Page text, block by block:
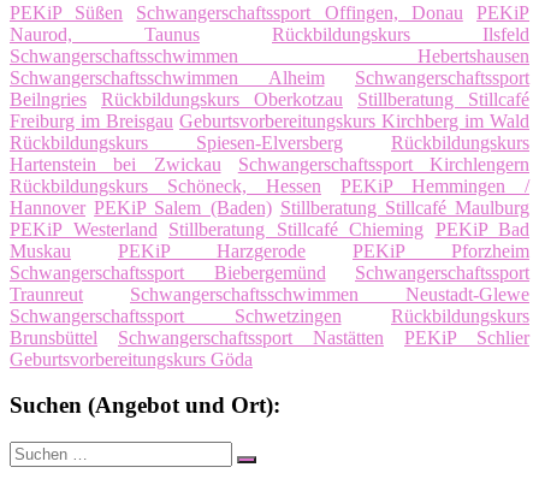
PEKiP Süßen Schwangerschaftssport Offingen, Donau
PEKiP
Naurod, Taunus
Rückbildungskurs Ilsfeld
Schwangerschaftsschwimmen Hebertshausen
Schwangerschaftsschwimmen Alheim
Schwangerschaftssport
Beilngries
Rückbildungskurs Oberkotzau
Stillberatung Stillcafé
Freiburg im Breisgau Geburtsvorbereitungskurs Kirchberg im Wald
Rückbildungskurs Spiesen-Elversberg
Rückbildungskurs
Hartenstein bei Zwickau
Schwangerschaftssport Kirchlengern
Rückbildungskurs Schöneck, Hessen
PEKiP Hemmingen /
Hannover PEKiP Salem (Baden) Stillberatung Stillcafé Maulburg
PEKiP Westerland
Stillberatung Stillcafé Chieming
PEKiP Bad
Muskau
PEKiP Harzgerode
PEKiP Pforzheim
Schwangerschaftssport Biebergemünd
Schwangerschaftssport
Traunreut
Schwangerschaftsschwimmen Neustadt-Glewe
Schwangerschaftssport Schwetzingen
Rückbildungskurs
Brunsbüttel
Schwangerschaftssport Nastätten
PEKiP Schlier
Geburtsvorbereitungskurs Göda
Suchen (Angebot und Ort):
Suche
nach:
Suchen